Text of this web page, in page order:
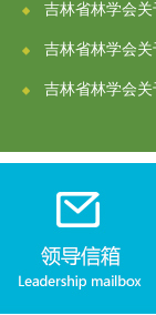
吉林省林学会
吉林省林学会
吉林省林学会关